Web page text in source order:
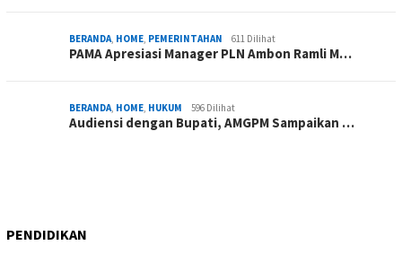
BERANDA, HOME, PEMERINTAHAN 611 Dilihat
PAMA Apresiasi Manager PLN Ambon Ramli M…
BERANDA, HOME, HUKUM 596 Dilihat
Audiensi dengan Bupati, AMGPM Sampaikan …
PENDIDIKAN